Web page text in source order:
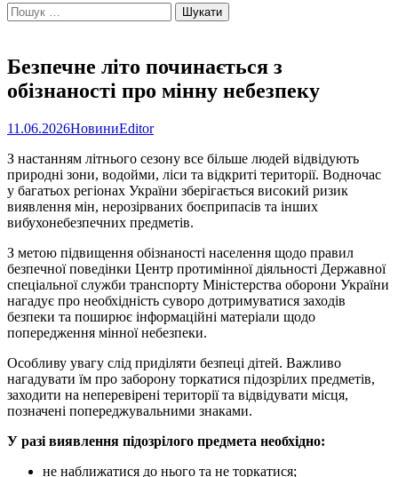
Пошук:
Безпечне літо починається з
обізнаності про мінну небезпеку
11.06.2026НовиниEditor
З настанням літнього сезону все більше людей відвідують
природні зони, водойми, ліси та відкриті території. Водночас
у багатьох регіонах України зберігається високий ризик
виявлення мін, нерозірваних боєприпасів та інших
вибухонебезпечних предметів.
З метою підвищення обізнаності населення щодо правил
безпечної поведінки Центр протимінної діяльності Державної
спеціальної служби транспорту Міністерства оборони України
нагадує про необхідність суворо дотримуватися заходів
безпеки та поширює інформаційні матеріали щодо
попередження мінної небезпеки.
Особливу увагу слід приділяти безпеці дітей. Важливо
нагадувати їм про заборону торкатися підозрілих предметів,
заходити на неперевірені території та відвідувати місця,
позначені попереджувальними знаками.
У разі виявлення підозрілого предмета необхідно:
не наближатися до нього та не торкатися;